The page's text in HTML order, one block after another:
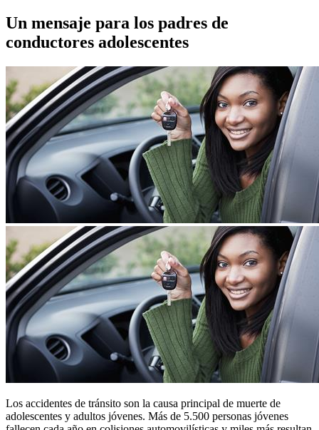
Un mensaje para los padres de
conductores adolescentes
Los accidentes de tránsito son la causa principal de muerte de
adolescentes y adultos jóvenes. Más de 5.500 personas jóvenes